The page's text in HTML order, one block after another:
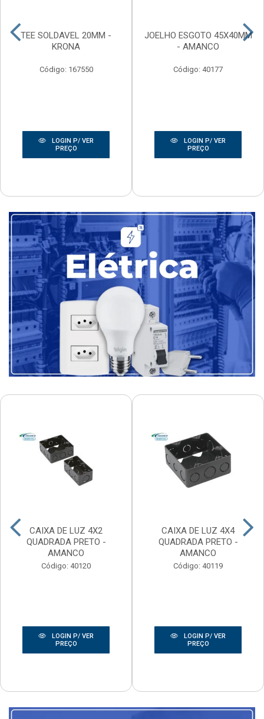
TEE SOLDAVEL 20MM -
KRONA
Código: 167550
LOGIN P/ VER
PREÇO
JOELHO ESGOTO 45X40MM
- AMANCO
Código: 40177
LOGIN P/ VER
PREÇO
CAIXA DE LUZ 4X2
QUADRADA PRETO -
AMANCO
Código: 40120
LOGIN P/ VER
PREÇO
CAIXA DE LUZ 4X4
QUADRADA PRETO -
AMANCO
Código: 40119
LOGIN P/ VER
PREÇO